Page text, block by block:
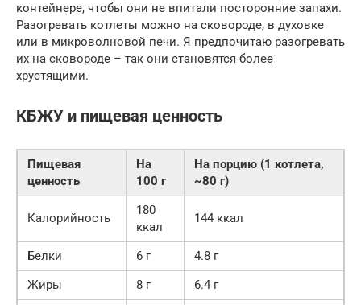
контейнере, чтобы они не впитали посторонние запахи.
Разогревать котлеты можно на сковороде, в духовке
или в микроволновой печи. Я предпочитаю разогревать
их на сковороде – так они становятся более
хрустящими.
КБЖУ и пищевая ценность
Пищевая
ценность
На
100 г
На порцию (1 котлета,
~80 г)
Калорийность
180
ккал
144 ккал
Белки 6 г
4.8 г
Жиры
8 г
6.4 г